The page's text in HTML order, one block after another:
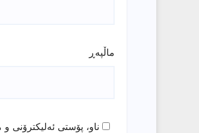
ماڵپه‌ڕ
ناو، پۆستی ئەلیکترۆنی